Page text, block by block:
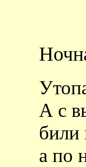
А с
били
а по